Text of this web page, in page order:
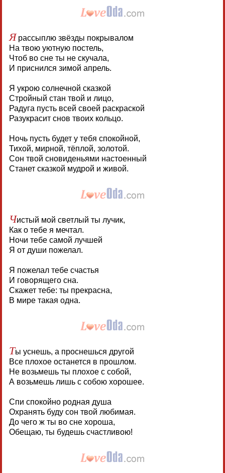
Ярассыплю звёзды покрывалом
На твою уютную постель,
Чтоб во сне ты не скучала,
И приснился зимой апрель.
Я укрою солнечной сказкой
Стройный стан твой и лицо,
Радуга пусть всей своей раскраской
Разукрасит снов твоих кольцо.
Ночь пусть будет у тебя спокойной,
Тихой, мирной, тёплой, золотой.
Сон твой сновиденьями настоенный
Станет сказкой мудрой и живой.
Чистый мой светлый ты лучик,
Как о тебе я мечтал.
Ночи тебе самой лучшей
Я от души пожелал.
Я пожелал тебе счастья
И говорящего сна.
Скажет тебе: ты прекрасна,
В мире такая одна.
Ты уснешь, а проснешься другой
Все плохое останется в прошлом.
Не возьмешь ты плохое с собой,
А возьмешь лишь с собою хорошее.
Спи спокойно родная душа
Охранять буду сон твой любимая.
До чего ж ты во сне хороша,
Обещаю, ты будешь счастливою!